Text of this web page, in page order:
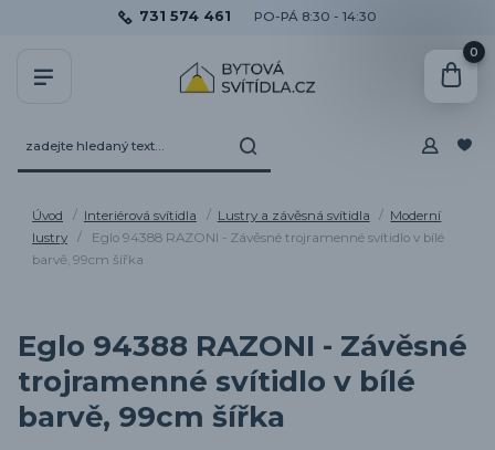
731 574 461 PO-PÁ 8:30 - 14:30
0
Úvod Interiérová svítidla Lustry a závěsná svítidla
Moderní
lustry
Eglo 94388 RAZONI - Závěsné trojramenné svítidlo v bílé
barvě, 99cm šířka
Eglo 94388 RAZONI - Závěsné
trojramenné svítidlo v bílé
barvě, 99cm šířka